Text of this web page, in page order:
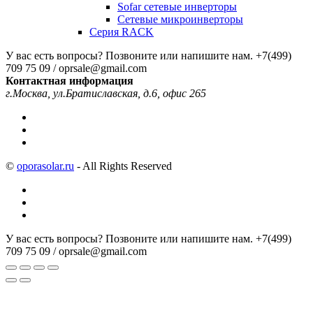
Sofar сетевые инверторы
Сетевые микроинверторы
Серия RACK
У вас есть вопросы? Позвоните или напишите нам. +7(499)
709 75 09 / oprsale@gmail.com
Контактная информация
г.Москва, ул.Братиславская, д.6, офис 265
© oporasolar.ru - All Rights Reserved
У вас есть вопросы? Позвоните или напишите нам. +7(499)
709 75 09 / oprsale@gmail.com